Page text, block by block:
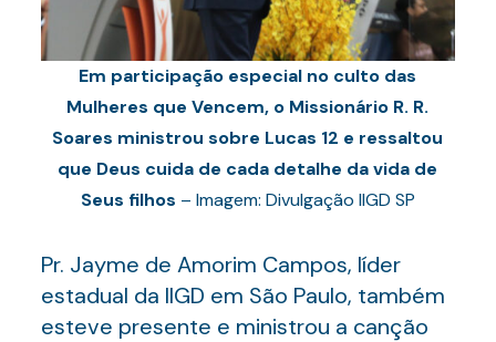
Em participação especial no culto das
Mulheres que Vencem, o Missionário R. R.
Soares ministrou sobre Lucas 12 e ressaltou
que Deus cuida de cada detalhe da vida de
Seus filhos – Imagem: Divulgação IIGD SP
Pr. Jayme de Amorim Campos, líder
estadual da IIGD em São Paulo, também
esteve presente e ministrou a canção